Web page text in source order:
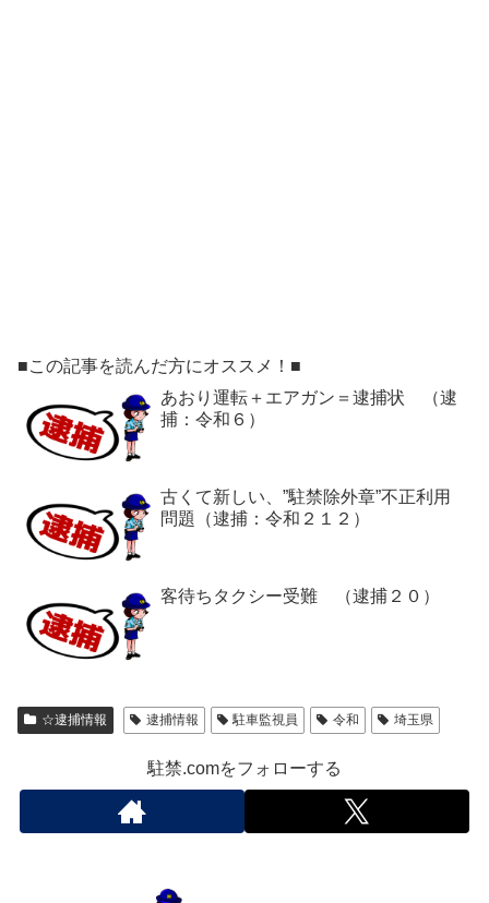
■この記事を読んだ方にオススメ！■
あおり運転＋エアガン＝逮捕状 （逮
捕：令和６）
古くて新しい、”駐禁除外章”不正利用
問題（逮捕：令和２１２）
客待ちタクシー受難 （逮捕２０）
☆逮捕情報 逮捕情報 駐車監視員 令和 埼玉県
駐禁.comをフォローする